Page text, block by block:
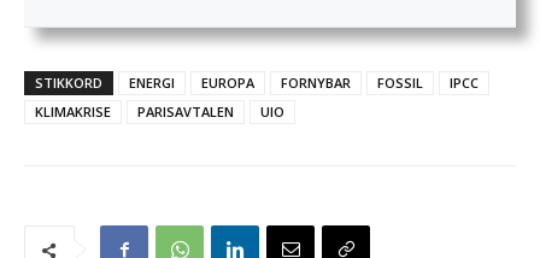
STIKKORD ENERGI EUROPA FORNYBAR FOSSIL
IPCC
KLIMAKRISE
PARISAVTALEN UIO